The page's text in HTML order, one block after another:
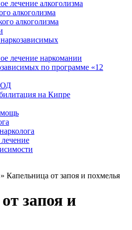
лечение алкоголизма
алкоголизма
алкоголизма
лечение наркомании
по программе «12
на Кипре
» Капельница от запоя и похмелья
запоя и